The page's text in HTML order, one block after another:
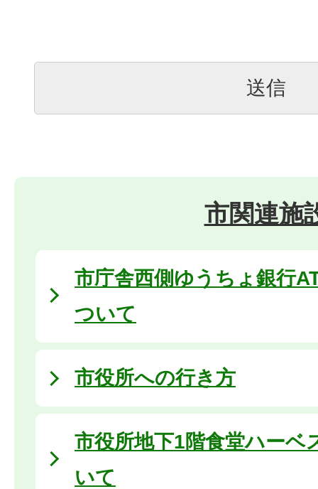
市関連施
市庁舎西側ゆうちょ銀行
ついて
市役所への行き方
市役所地下1階食堂ハーベ
いて